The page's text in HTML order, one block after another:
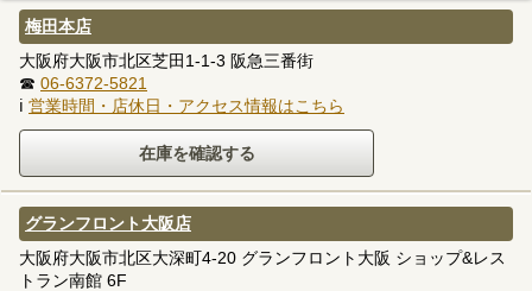
梅田本店
大阪府大阪市北区芝田1-1-3 阪急三番街
☎ 06-6372-5821
ℹ 営業時間・店休日・アクセス情報はこちら
グランフロント大阪店
大阪府大阪市北区大深町4-20 グランフロント大阪 ショップ&レス
トラン南館 6F